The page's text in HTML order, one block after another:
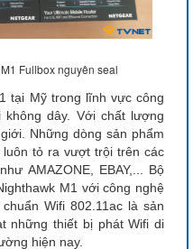
Fullbox nguyên seal
Mỹ trong lĩnh vực công
dây. Với chất lượng
Những dòng sản phẩm
tỏ ra vượt trội trên các
AMAZONE, EBAY,... Bộ
M1 với công nghệ
Wifi 802.11ac là sản
những thiết bị phát Wifi di
hiện nay.